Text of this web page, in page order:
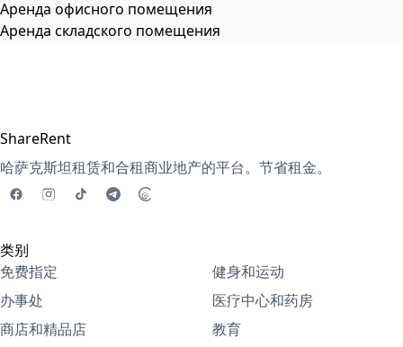
Аренда офисного помещения
Аренда складского помещения
ShareRent
哈萨克斯坦租赁和合租商业地产的平台。节省租金。
类别
免费指定
办事处
商店和精品店
健身和运动
医疗中心和药房
教育